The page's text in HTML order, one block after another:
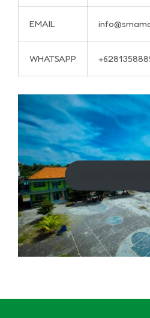
EMAIL
WHATSAPP